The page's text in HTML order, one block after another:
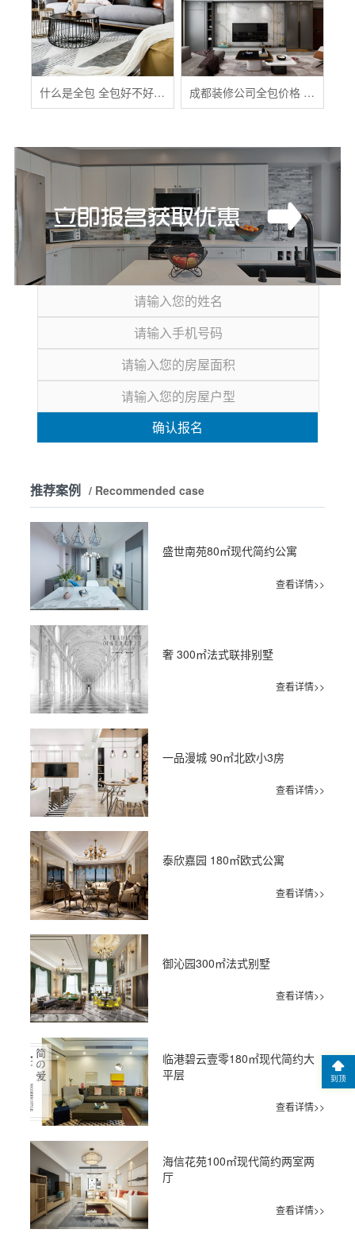
什么是全包 全包好不好 全包装修注意事项有哪些 成都装修公司全包价格 成都全包装修多少钱一平
确认报名
推荐案例 / Recommended case
盛世南苑80㎡现代简约公寓
查看详情>>
奢 300㎡法式联排别墅
查看详情>>
一品漫城 90㎡北欧小3房
查看详情>>
泰欣嘉园 180㎡欧式公寓
查看详情>>
御沁园300㎡法式别墅
查看详情>>
临港碧云壹零180㎡现代简约大
平层
查看详情>>
海信花苑100㎡现代简约两室两
厅
查看详情>>
到顶